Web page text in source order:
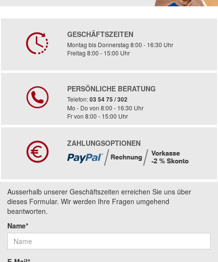
GESCHÄFTSZEITEN
Montag bis Donnerstag 8:00 - 16:30 Uhr
Freitag 8:00 - 15:00 Uhr
PERSÖNLICHE BERATUNG
Telefon:03 54 75 / 302
Mo - Do von 8:00 - 16:30 Uhr
Fr von 8:00 - 15:00 Uhr
ZAHLUNGSOPTIONEN
Ausserhalb unserer Geschäftszeiten erreichen Sie uns über
dieses Formular. Wir werden Ihre Fragen umgehend
beantworten.
Name*